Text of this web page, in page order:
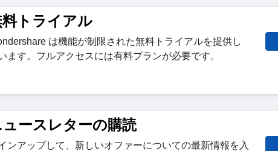
トライアル
は機能が制限された無料トライアルを提供し
ます。フルアクセスには有料プランが必要です。
ュースレターの購読
ンアップして、新しいオファーについての最新情報を入